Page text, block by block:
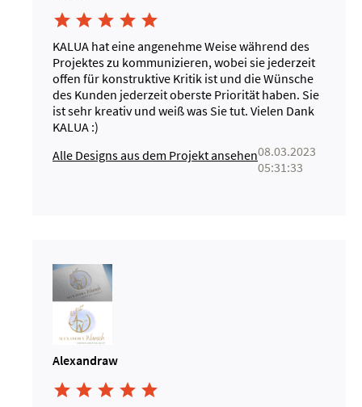
    
KALUA hat eine angenehme Weise während des
Projektes zu kommunizieren, wobei sie jederzeit
offen für konstruktive Kritik ist und die Wünsche
des Kunden jederzeit oberste Priorität haben. Sie
ist sehr kreativ und weiß was Sie tut. Vielen Dank
KALUA :)
Alle Designs aus dem Projekt ansehen08.03.2023
05:31:33
Alexandraw
    